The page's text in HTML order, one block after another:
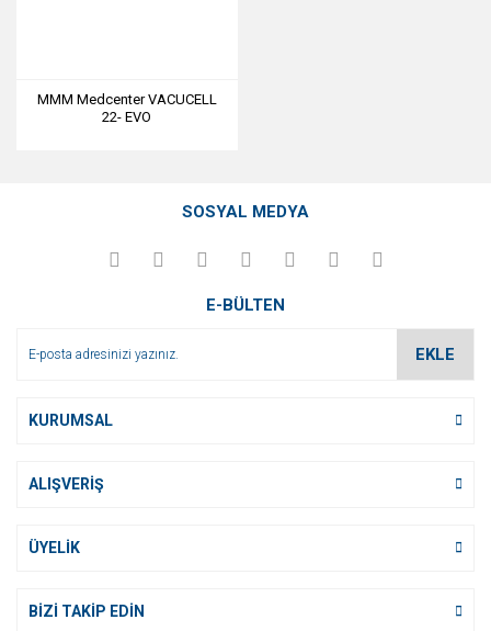
MMM Medcenter VACUCELL
22- EVO
SOSYAL MEDYA
E-BÜLTEN
EKLE
KURUMSAL
ALIŞVERİŞ
ÜYELİK
BİZİ TAKİP EDİN